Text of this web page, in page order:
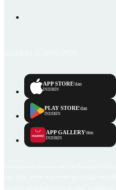
APP STORE'dan
İNDİRİN
PLAY STORE'dan
İNDİRİN
APP GALLERY'den
İNDİRİN